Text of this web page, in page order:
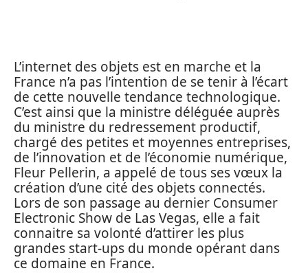
L’internet des objets est en marche et la
France n’a pas l’intention de se tenir à l’écart
de cette nouvelle tendance technologique.
C’est ainsi que la ministre déléguée auprès
du ministre du redressement productif,
chargé des petites et moyennes entreprises,
de l’innovation et de l’économie numérique,
Fleur Pellerin, a appelé de tous ses vœux la
création d’une cité des objets connectés.
Lors de son passage au dernier Consumer
Electronic Show de Las Vegas, elle a fait
connaitre sa volonté d’attirer les plus
grandes start-ups du monde opérant dans
ce domaine en France.